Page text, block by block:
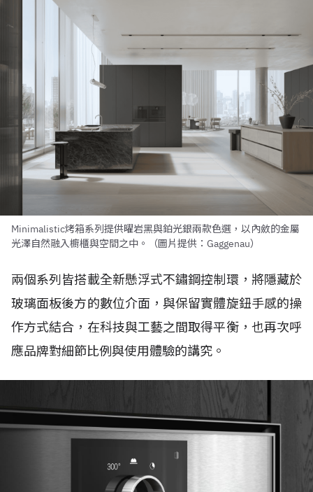
Minimalistic烤箱系列提供曜岩黑與鉑光銀兩款色選，以內斂的金屬
光澤自然融入櫥櫃與空間之中。（圖片提供：Gaggenau）
兩個系列皆搭載全新懸浮式不鏽鋼控制環，將隱藏於
玻璃面板後方的數位介面，與保留實體旋鈕手感的操
作方式結合，在科技與工藝之間取得平衡，也再次呼
應品牌對細節比例與使用體驗的講究。